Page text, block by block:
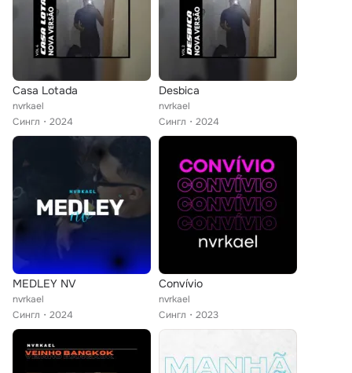
Casa Lotada
nvrkael
Сингл
2024
Desbica
nvrkael
Сингл
2024
MEDLEY NV
nvrkael
Сингл
2024
Convívio
nvrkael
Сингл
2023